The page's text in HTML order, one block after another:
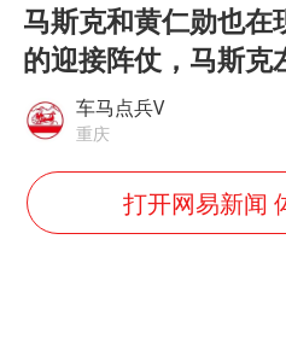
马斯克和黄仁勋也在
的迎接阵仗，马斯克
车马点兵V
重庆
打开网易新闻